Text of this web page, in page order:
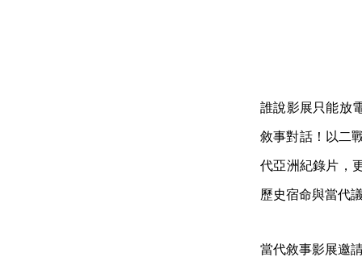
誰說影展只能放
敘事對話！以二
代亞洲紀錄片，
歷史宿命與當代
當代敘事影展邀